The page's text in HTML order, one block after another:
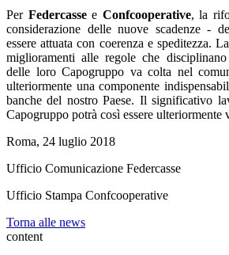
PerFedercassee Confcooperative, la
considerazione delle nuove scadenze -
essere attuata con coerenza e speditezza.
miglioramenti alle regole che
delle loro Capogruppo va colta nel
ulteriormente una componente
banche del nostro Paese. Il significativo
Capogruppo potrà così essere ulteriormente
Roma, 24 luglio 2018
Ufficio Comunicazione Federcasse
Ufficio Stampa Confcooperative
Torna alle news
content